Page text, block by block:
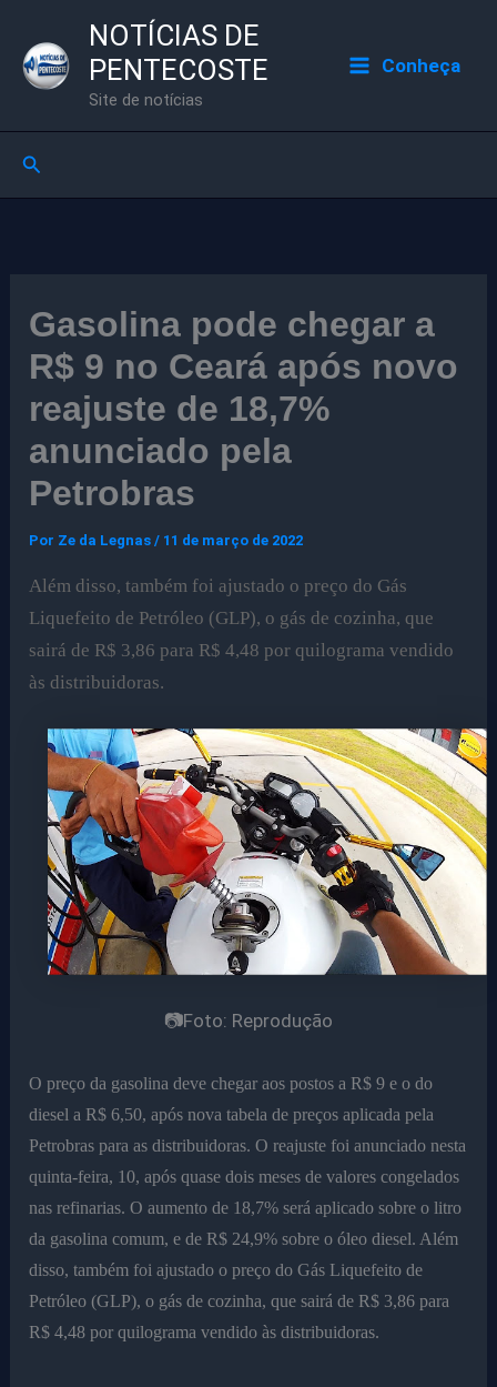
para
NOTÍCIAS DE
PENTECOSTE
Site de notícias
Conheça
Pesquisar
Gasolina pode chegar a
R$ 9 no Ceará após novo
reajuste de 18,7%
anunciado pela
Petrobras
Por Ze da Legnas/ 11 de março de 2022
Além disso, também foi ajustado o preço do Gás
Liquefeito de Petróleo (GLP), o gás de cozinha, que
sairá de R$ 3,86 para R$ 4,48 por quilograma vendido
às distribuidoras.
📷Foto: Reprodução
O preço da gasolina deve chegar aos postos a R$ 9 e o do
diesel a R$ 6,50, após nova tabela de preços aplicada pela
Petrobras para as distribuidoras. O reajuste foi anunciado nesta
quinta-feira, 10, após quase dois meses de valores congelados
nas refinarias. O aumento de 18,7% será aplicado sobre o litro
da gasolina comum, e de R$ 24,9% sobre o óleo diesel. Além
disso, também foi ajustado o preço do Gás Liquefeito de
Petróleo (GLP), o gás de cozinha, que sairá de R$ 3,86 para
R$ 4,48 por quilograma vendido às distribuidoras.